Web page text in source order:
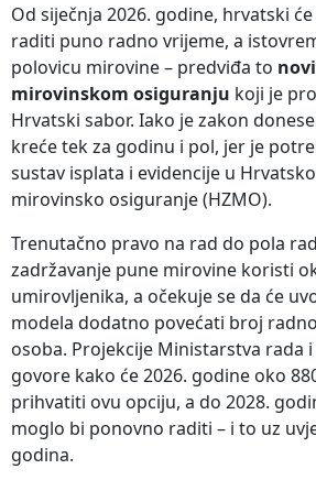
Od siječnja 2026. godine, hrvatski
raditi puno radno vrijeme, a
polovicu mirovine – predviđa to
mirovinskom osiguranju koji je
Hrvatski sabor. Iako je zakon
kreće tek za godinu i pol, jer je
sustav isplata i evidencije u
mirovinsko osiguranje (HZMO).
Trenutačno pravo na rad do pola
zadržavanje pune mirovine koristi
umirovljenika, a očekuje se da će
modela dodatno povećati broj
osoba. Projekcije Ministarstva rada
govore kako će 2026. godine oko
prihvatiti ovu opciju, a do 2028.
moglo bi ponovno raditi – i to uz
godina.